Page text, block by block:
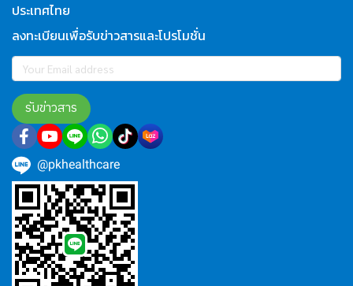
ประเทศไทย
ลงทะเบียนเพื่อรับข่าวสารและโปรโมชั่น
รับข่าวสาร
@pkhealthcare